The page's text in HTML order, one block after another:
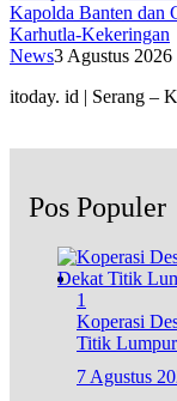
Kapolda Banten dan
Karhutla-Kekeringan
News3 Agustus 2026
itoday. id | Serang –
Pos Populer
1
Koperasi
Titik
7 Agustus